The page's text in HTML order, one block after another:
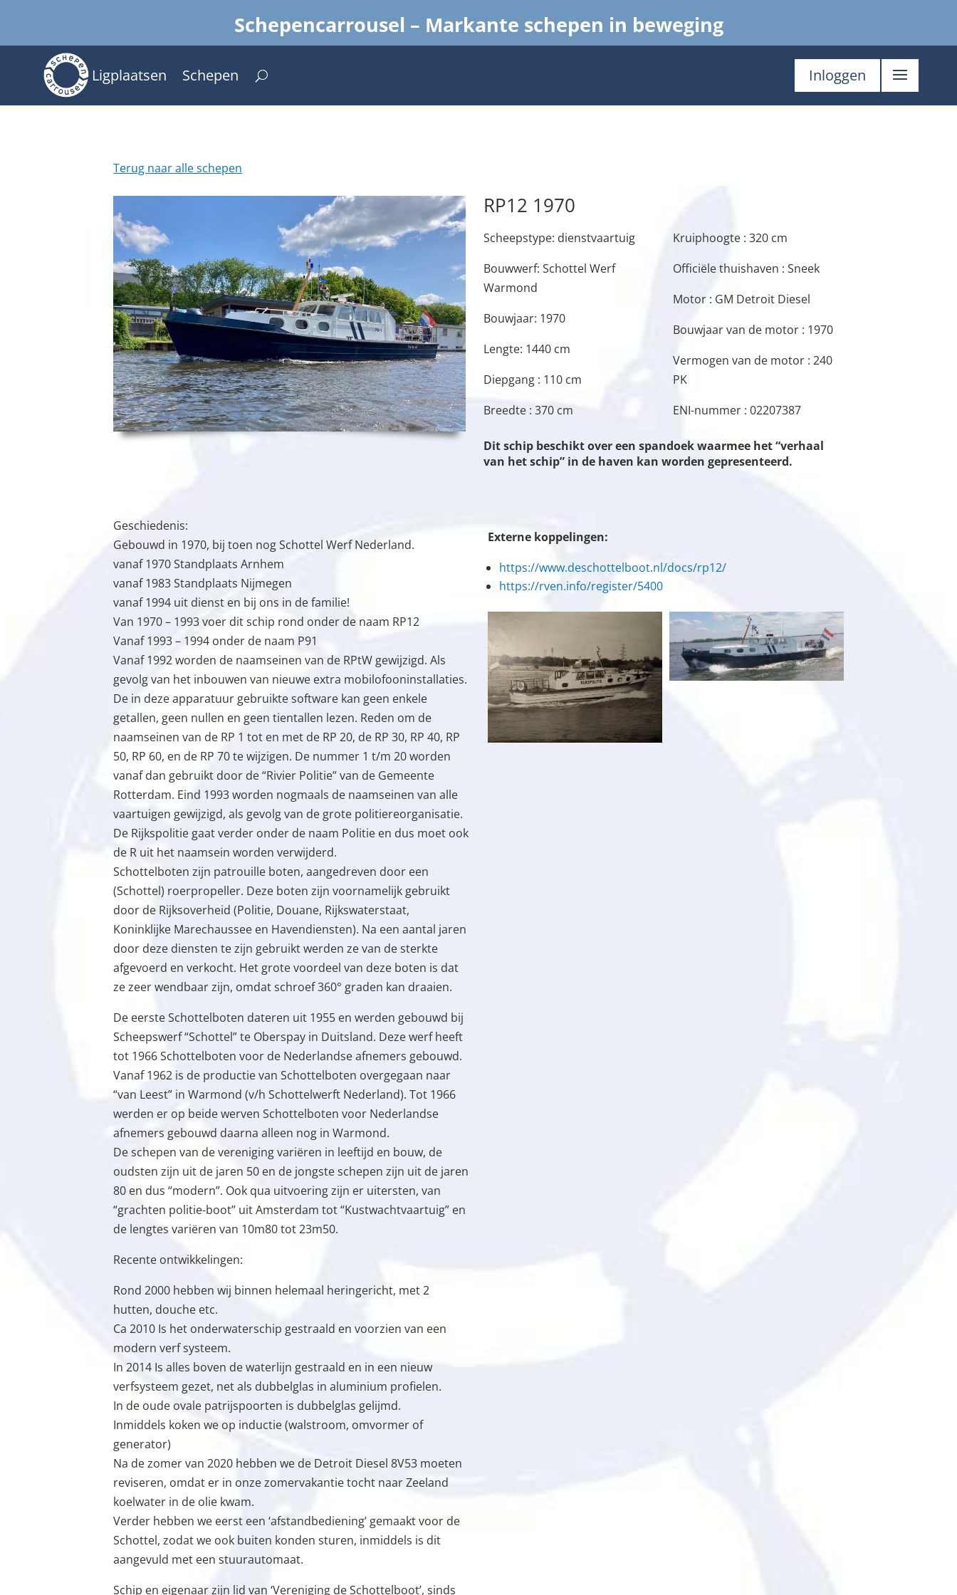
Schepencarrousel – Markante schepen in beweging
Ligplaatsen Schepen Inloggen
Terug naar alle schepen
RP12 1970
Scheepstype: dienstvaartuig
Bouwwerf: Schottel Werf
Warmond
Bouwjaar: 1970
Lengte: 1440 cm
Diepgang : 110 cm
Breedte : 370 cm
Kruiphoogte : 320 cm
Officiële thuishaven : Sneek
Motor : GM Detroit Diesel
Bouwjaar van de motor : 1970
Vermogen van de motor : 240
PK
ENI-nummer : 02207387
Dit schip beschikt over een spandoek waarmee het “verhaal
van het schip” in de haven kan worden gepresenteerd.
Geschiedenis:
Gebouwd in 1970, bij toen nog Schottel Werf Nederland.
vanaf 1970 Standplaats Arnhem
vanaf 1983 Standplaats Nijmegen
vanaf 1994 uit dienst en bij ons in de familie!
Van 1970 – 1993 voer dit schip rond onder de naam RP12
Vanaf 1993 – 1994 onder de naam P91
Vanaf 1992 worden de naamseinen van de RPtW gewijzigd. Als
gevolg van het inbouwen van nieuwe extra mobilofooninstallaties.
De in deze apparatuur gebruikte software kan geen enkele
getallen, geen nullen en geen tientallen lezen. Reden om de
naamseinen van de RP 1 tot en met de RP 20, de RP 30, RP 40, RP
50, RP 60, en de RP 70 te wijzigen. De nummer 1 t/m 20 worden
vanaf dan gebruikt door de “Rivier Politie” van de Gemeente
Rotterdam. Eind 1993 worden nogmaals de naamseinen van alle
vaartuigen gewijzigd, als gevolg van de grote politiereorganisatie.
De Rijkspolitie gaat verder onder de naam Politie en dus moet ook
de R uit het naamsein worden verwijderd.
Schottelboten zijn patrouille boten, aangedreven door een
(Schottel) roerpropeller. Deze boten zijn voornamelijk gebruikt
door de Rijksoverheid (Politie, Douane, Rijkswaterstaat,
Koninklijke Marechaussee en Havendiensten). Na een aantal jaren
door deze diensten te zijn gebruikt werden ze van de sterkte
afgevoerd en verkocht. Het grote voordeel van deze boten is dat
ze zeer wendbaar zijn, omdat schroef 360° graden kan draaien.
De eerste Schottelboten dateren uit 1955 en werden gebouwd bij
Scheepswerf “Schottel” te Oberspay in Duitsland. Deze werf heeft
tot 1966 Schottelboten voor de Nederlandse afnemers gebouwd.
Vanaf 1962 is de productie van Schottelboten overgegaan naar
“van Leest” in Warmond (v/h Schottelwerft Nederland). Tot 1966
werden er op beide werven Schottelboten voor Nederlandse
afnemers gebouwd daarna alleen nog in Warmond.
De schepen van de vereniging variëren in leeftijd en bouw, de
oudsten zijn uit de jaren 50 en de jongste schepen zijn uit de jaren
80 en dus “modern”. Ook qua uitvoering zijn er uitersten, van
“grachten politie-boot” uit Amsterdam tot “Kustwachtvaartuig” en
de lengtes variëren van 10m80 tot 23m50.
Recente ontwikkelingen:
Rond 2000 hebben wij binnen helemaal heringericht, met 2
hutten, douche etc.
Ca 2010 Is het onderwaterschip gestraald en voorzien van een
modern verf systeem.
In 2014 Is alles boven de waterlijn gestraald en in een nieuw
verfsysteem gezet, net als dubbelglas in aluminium profielen.
In de oude ovale patrijspoorten is dubbelglas gelijmd.
Inmiddels koken we op inductie (walstroom, omvormer of
generator)
Na de zomer van 2020 hebben we de Detroit Diesel 8V53 moeten
reviseren, omdat er in onze zomervakantie tocht naar Zeeland
koelwater in de olie kwam.
Verder hebben we eerst een ‘afstandbediening’ gemaakt voor de
Schottel, zodat we ook buiten konden sturen, inmiddels is dit
aangevuld met een stuurautomaat.
Schip en eigenaar zijn lid van ‘Vereniging de Schottelboot’, sinds
Externe koppelingen:
https://www.deschottelboot.nl/docs/rp12/
https://rven.info/register/5400